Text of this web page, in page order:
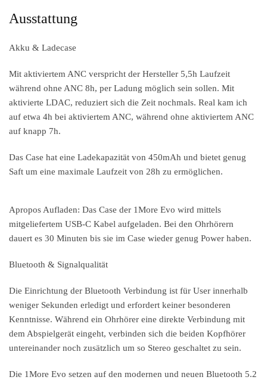
Ausstattung
Akku & Ladecase
Mit aktiviertem ANC verspricht der Hersteller 5,5h Laufzeit
während ohne ANC 8h, per Ladung möglich sein sollen. Mit
aktivierte LDAC, reduziert sich die Zeit nochmals. Real kam ich
auf etwa 4h bei aktiviertem ANC, während ohne aktiviertem ANC
auf knapp 7h.
Das Case hat eine Ladekapazität von 450mAh und bietet genug
Saft um eine maximale Laufzeit von 28h zu ermöglichen.
Apropos Aufladen: Das Case der 1More Evo wird mittels
mitgeliefertem USB-C Kabel aufgeladen. Bei den Ohrhörern
dauert es 30 Minuten bis sie im Case wieder genug Power haben.
Bluetooth & Signalqualität
Die Einrichtung der Bluetooth Verbindung ist für User innerhalb
weniger Sekunden erledigt und erfordert keiner besonderen
Kenntnisse. Während ein Ohrhörer eine direkte Verbindung mit
dem Abspielgerät eingeht, verbinden sich die beiden Kopfhörer
untereinander noch zusätzlich um so Stereo geschaltet zu sein.
Die 1More Evo setzen auf den modernen und neuen Bluetooth 5.2